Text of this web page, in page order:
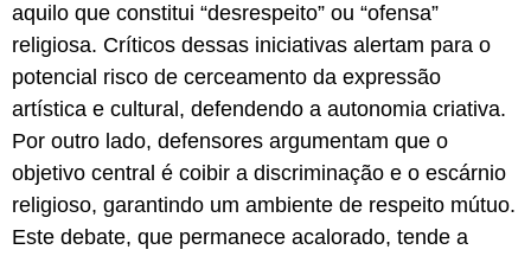
aquilo que constitui “desrespeito” ou “ofensa”
religiosa. Críticos dessas iniciativas alertam para o
potencial risco de cerceamento da expressão
artística e cultural, defendendo a autonomia criativa.
Por outro lado, defensores argumentam que o
objetivo central é coibir a discriminação e o escárnio
religioso, garantindo um ambiente de respeito mútuo.
Este debate, que permanece acalorado, tende a